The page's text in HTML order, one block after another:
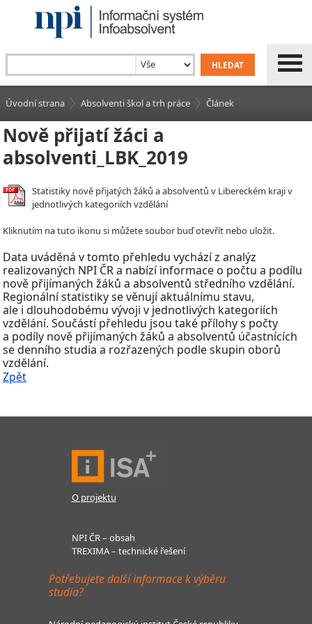
Úvodní strana Absolventi škol a trh práce Článek
Nově přijatí žáci a
absolventi_LBK_2019
Statistiky nově přijatých žáků a absolventů v Libereckém kraji v
jednotlivých kategoriích vzdělání
Kliknutím na tuto ikonu si můžete soubor buď otevřít nebo uložit.
Data uváděná v tomto přehledu vychází z analýz
realizovaných NPI ČR a nabízí informace o počtu a podílu
nově přijímaných žáků a absolventů středního vzdělání.
Regionální statistiky se věnují aktuálnímu stavu,
ale i dlouhodobému vývoji v jednotlivých kategoriích
vzdělání. Součástí přehledu jsou také přílohy s počty
a podíly nově přijímaných žáků a absolventů účastnících
se denního studia a rozřazených podle skupin oborů
vzdělání.
Zpět
O projektu
NPI ČR – obsah
TREXIMA – technické řešení
Potřebujete další informace k výběru
studia?